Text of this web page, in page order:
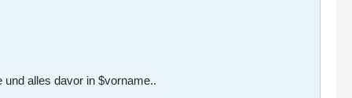
alles davor in $vorname..